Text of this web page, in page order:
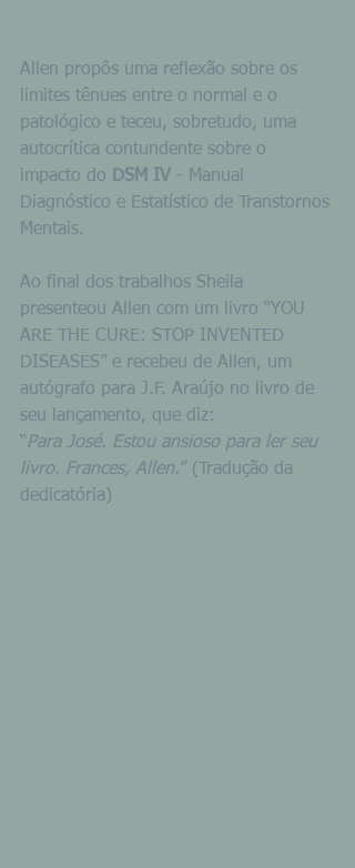
Allen propôs uma reflexão sobre os
limites tênues entre o normal e o
patológico e teceu, sobretudo, uma
autocrítica contundente sobre o
impacto do
DSM IV - Manual
Diagnóstico e Estatístico de Transtornos
Mentais.
Ao final dos trabalhos Sheila
presenteou Allen com um livro “YOU
ARE THE CURE: STOP INVENTED
DISEASES” e recebeu de Allen, um
autógrafo para J.F. Araújo no livro de
seu lançamento, que diz:
“Para José. Estou ansioso para ler seu
livro. Frances, Allen.” (Tradução da
dedicatória)